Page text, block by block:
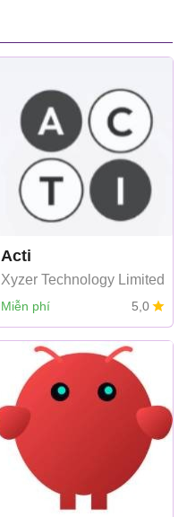
Acti
Xyzer Technology Limited
Miễn phí 5,0